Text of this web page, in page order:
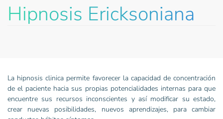
Hipnosis Ericksoniana
La hipnosis clinica permite favorecer la capacidad de concentración
de el paciente hacia sus propias potencialidades internas para que
encuentre sus recursos inconscientes y así modificar su estado,
crear nuevas posibilidades, nuevos aprendizajes, para cambiar